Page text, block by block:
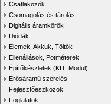
Csatlakozók
Csomagolás és tárolás
Digitális áramkörök
Diódák
Elemek, Akkuk, Töltők
Ellenállások, Potméterek
Építőkészletek (KIT, Modul)
Erősáramú szerelés
Fejlesztőeszközök
Foglalatok